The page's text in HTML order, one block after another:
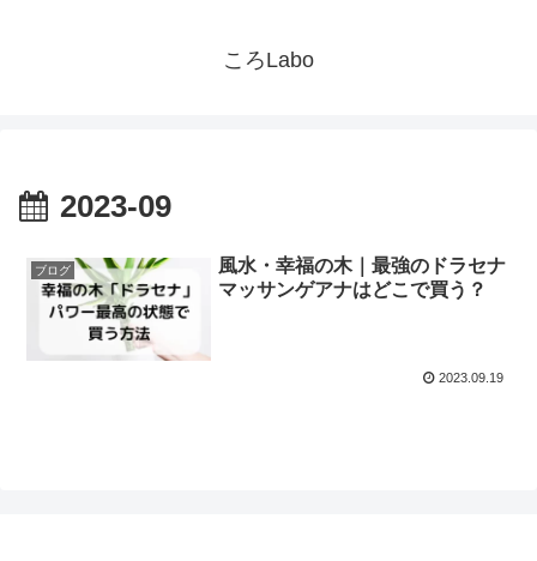
ころLabo
2023-09
ブログ
風水・幸福の木｜最強のドラセナ
マッサンゲアナはどこで買う？
2023.09.19